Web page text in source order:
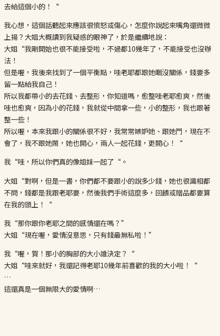
去給這個小的！“
我心想，這個話聽起來應該很憤怒或傷心，怎麼你說起來嘴角還微微
上揚？大姐大概讀到我疑惑的眼神了，於是繼續地說：
大姐“我剛開始也很不能接受啦，不過都10幾年了，不能接受也沒辦
法！
但是喔，我後來找到了一個平衡點，哇老耶都跟她睏沒關係，錢要多
留一點給我自己！
所以我都帶小的去花錢、去整形，你知道嗎，愈整哇老耶愈爽，然後
哇也愈爽，因為小的花錢，我就從中間拿一些，小的整形，我也跟著
整一些！
所以喔，本來我跟小的關係很不好，我常常嫉妒她、跟她鬥，現在不
會了，我不跟她鬧，她也開心，兩人一起花錢，更開心！“
我“哇，所以你們真的像姐妹一起了“。
大姐“對啊，但是一書，你們都不要跟小的說多少錢，她也很識相都
不問，錢都是我跟老耶要，然後我們手術這麼多，回饋或贈品都要算
在我的頭上！“
我“那你跟你老耶之間的感情還在嗎？”
大姐“現在喔，愛情沒意思，只有錢最無私啦！”
我“喔，賀！那小的胸部的大小誰決定？“
大姐“哇來就好，我還記得老耶10幾年前喜歡的我的大小啦！“
…
這還真是一個無限大的愛情啊…